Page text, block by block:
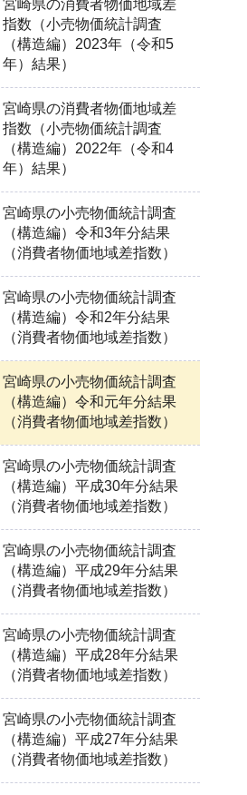
宮崎県の消費者物価地域差
指数（小売物価統計調査
（構造編）2023年（令和5
年）結果）
宮崎県の消費者物価地域差
指数（小売物価統計調査
（構造編）2022年（令和4
年）結果）
宮崎県の小売物価統計調査
（構造編）令和3年分結果
（消費者物価地域差指数）
宮崎県の小売物価統計調査
（構造編）令和2年分結果
（消費者物価地域差指数）
宮崎県の小売物価統計調査
（構造編）令和元年分結果
（消費者物価地域差指数）
宮崎県の小売物価統計調査
（構造編）平成30年分結果
（消費者物価地域差指数）
宮崎県の小売物価統計調査
（構造編）平成29年分結果
（消費者物価地域差指数）
宮崎県の小売物価統計調査
（構造編）平成28年分結果
（消費者物価地域差指数）
宮崎県の小売物価統計調査
（構造編）平成27年分結果
（消費者物価地域差指数）